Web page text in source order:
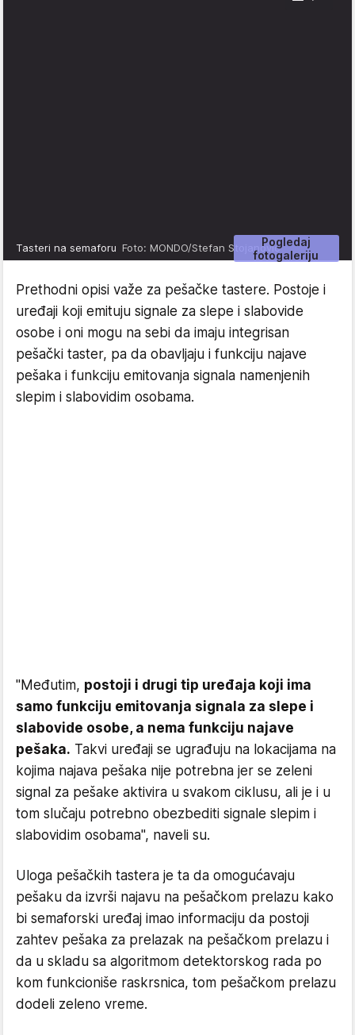
Pogledaj
fotogaleriju
Tasteri na semaforu Foto: MONDO/Stefan Stojanović
Prethodni opisi važe za pešačke tastere. Postoje i
uređaji koji emituju signale za slepe i slabovide
osobe i oni mogu na sebi da imaju integrisan
pešački taster, pa da obavljaju i funkciju najave
pešaka i funkciju emitovanja signala namenjenih
slepim i slabovidim osobama.
"Međutim, postoji i drugi tip uređaja koji ima
samo funkciju emitovanja signala za slepe i
slabovide osobe, a nema funkciju najave
pešaka. Takvi uređaji se ugrađuju na lokacijama na
kojima najava pešaka nije potrebna jer se zeleni
signal za pešake aktivira u svakom ciklusu, ali je i u
tom slučaju potrebno obezbediti signale slepim i
slabovidim osobama", naveli su.
Uloga pešačkih tastera je ta da omogućavaju
pešaku da izvrši najavu na pešačkom prelazu kako
bi semaforski uređaj imao informaciju da postoji
zahtev pešaka za prelazak na pešačkom prelazu i
da u skladu sa algoritmom detektorskog rada po
kom funkcioniše raskrsnica, tom pešačkom prelazu
dodeli zeleno vreme.